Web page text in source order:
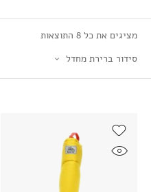
מציגים את כל ⁦8⁩ התוצאות
סידור ברירת מחדל